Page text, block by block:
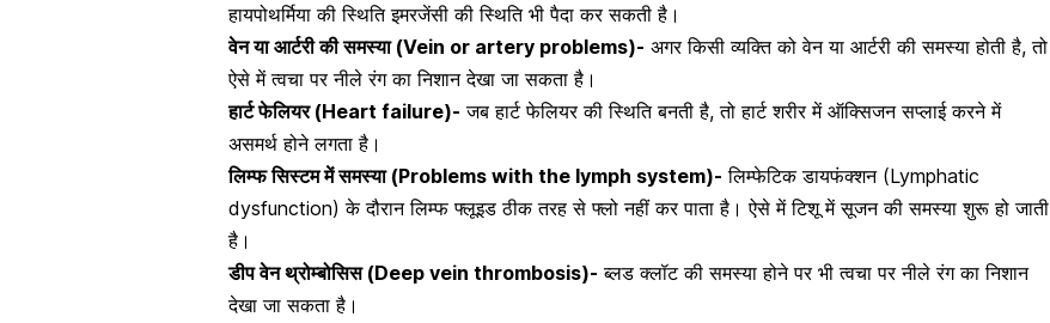
हायपोथर्मिया की स्थिति इमरजेंसी की स्थिति भी पैदा कर सकती है।
वेन या आर्टरी की समस्या (Vein or artery problems)- अगर किसी व्यक्ति को वेन या आर्टरी की समस्या होती है, तो
ऐसे मेंत्वचा पर नीले रंग का निशान देखा जा सकता है।
हार्ट फेलियर (Heart failure)- जबहार्ट फेलियरकी स्थिति बनती है, तो हार्ट शरीर में ऑक्सिजन सप्लाई करने में
असमर्थ होने लगता है।
लिम्फ सिस्टम में समस्या (Problems with the lymph system)- लिम्फेटिक डायफंक्शन (Lymphatic
dysfunction) के दौरान लिम्फ फ्लूइड ठीक तरह से फ्लो नहीं कर पाता है। ऐसे में टिशू में सूजन की समस्या शुरू हो जाती
है।
डीप वेन थ्रोम्बोसिस (Deep vein thrombosis)- ब्लड क्लॉटकी समस्या होने पर भी त्वचा पर नीले रंग का निशान
देखा जा सकता है।